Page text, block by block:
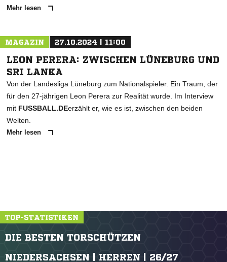
Mehr lesen
MAGAZIN 27.10.2024 | 11:00
LEON PERERA: ZWISCHEN LÜNEBURG UND
SRI LANKA
Von der Landesliga Lüneburg zum Nationalspieler. Ein Traum, der
für den 27-jährigen Leon Perera zur Realität wurde. Im Interview
mit FUSSBALL.DEerzählt er, wie es ist, zwischen den beiden
Welten.
Mehr lesen
TOP-STATISTIKEN
DIE BESTEN TORSCHÜTZEN
NIEDERSACHSEN | HERREN | 26/27